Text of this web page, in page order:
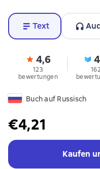
Text
4,6
123
bewertungen
Buch auf Russisch
€4,21
Kaufen